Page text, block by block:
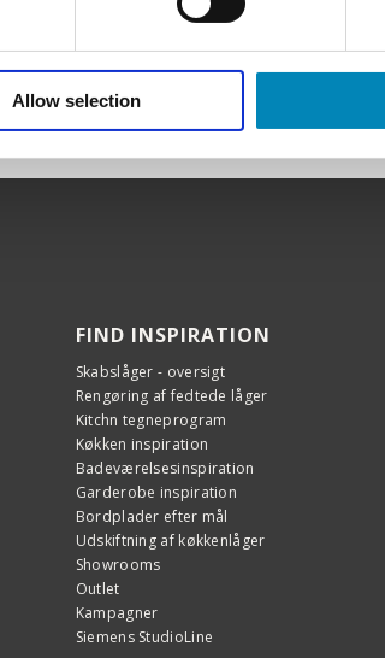
Allow selection
FIND INSPIRATION
Skabslåger - oversigt
Rengøring af fedtede låger
Kitchn tegneprogram
Køkken inspiration
Badeværelsesinspiration
Garderobe inspiration
Bordplader efter mål
Udskiftning af køkkenlåger
Showrooms
Outlet
Kampagner
Siemens StudioLine